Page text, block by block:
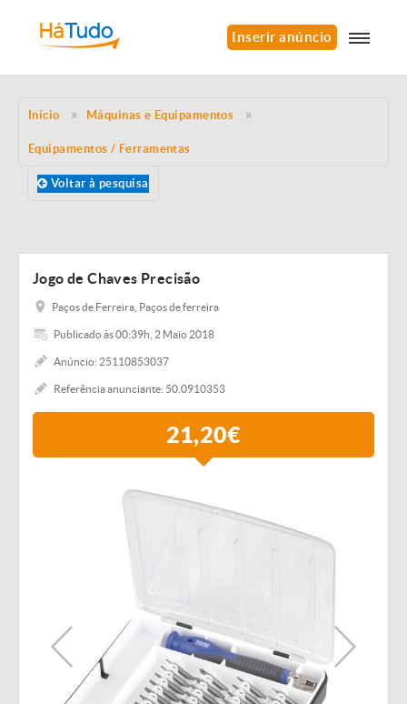
Inserir anúncio
Início Máquinas e Equipamentos
Equipamentos / Ferramentas
Voltar à pesquisa
Jogo de Chaves Precisão
Paços de Ferreira, Paços de ferreira
Publicado às 00:39h, 2 Maio 2018
Anúncio: 25110853037
Referência anunciante: 50.0910353
21,20€